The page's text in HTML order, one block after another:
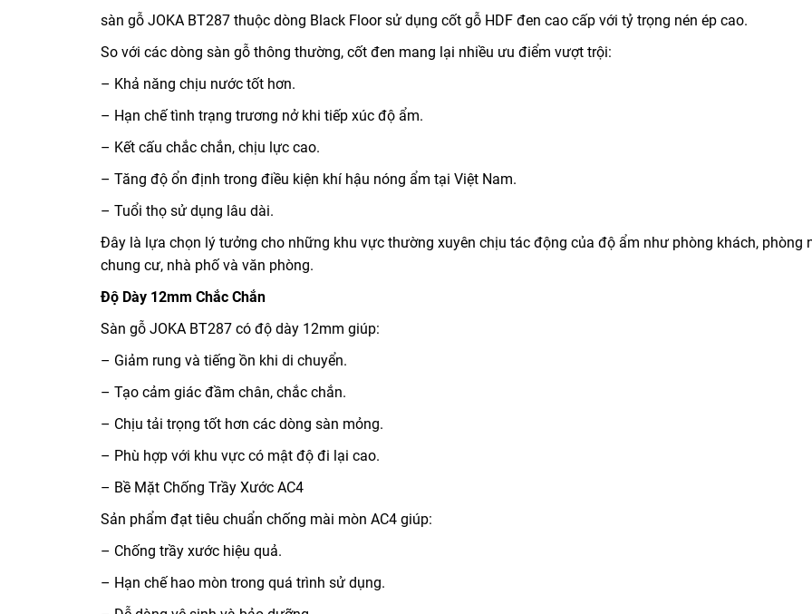
sàn gỗ JOKA BT287 thuộc dòng Black Floor sử dụng cốt gỗ HDF đen cao cấp với tỷ trọng nén ép cao.
So với các dòng sàn gỗ thông thường, cốt đen mang lại nhiều ưu điểm vượt trội:
– Khả năng chịu nước tốt hơn.
– Hạn chế tình trạng trương nở khi tiếp xúc độ ẩm.
– Kết cấu chắc chắn, chịu lực cao.
– Tăng độ ổn định trong điều kiện khí hậu nóng ẩm tại Việt Nam.
– Tuổi thọ sử dụng lâu dài.
Đây là lựa chọn lý tưởng cho những khu vực thường xuyên chịu tác động của độ ẩm như phòng khách, phòng
chung cư, nhà phố và văn phòng.
Độ Dày 12mm Chắc Chắn
Sàn gỗ JOKA BT287 có độ dày 12mm giúp:
– Giảm rung và tiếng ồn khi di chuyển.
– Tạo cảm giác đầm chân, chắc chắn.
– Chịu tải trọng tốt hơn các dòng sàn mỏng.
– Phù hợp với khu vực có mật độ đi lại cao.
– Bề Mặt Chống Trầy Xước AC4
Sản phẩm đạt tiêu chuẩn chống mài mòn AC4 giúp:
– Chống trầy xước hiệu quả.
– Hạn chế hao mòn trong quá trình sử dụng.